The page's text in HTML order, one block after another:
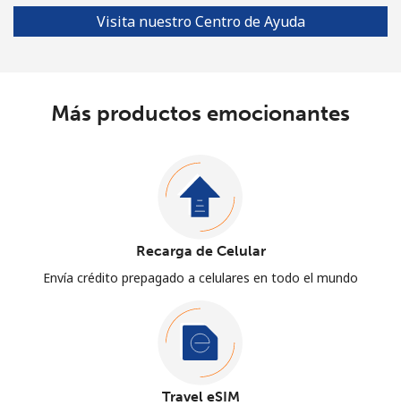
Visita nuestro Centro de Ayuda
Más productos emocionantes
Recarga de Celular
Envía crédito prepagado a celulares en todo el mundo
Travel eSIM